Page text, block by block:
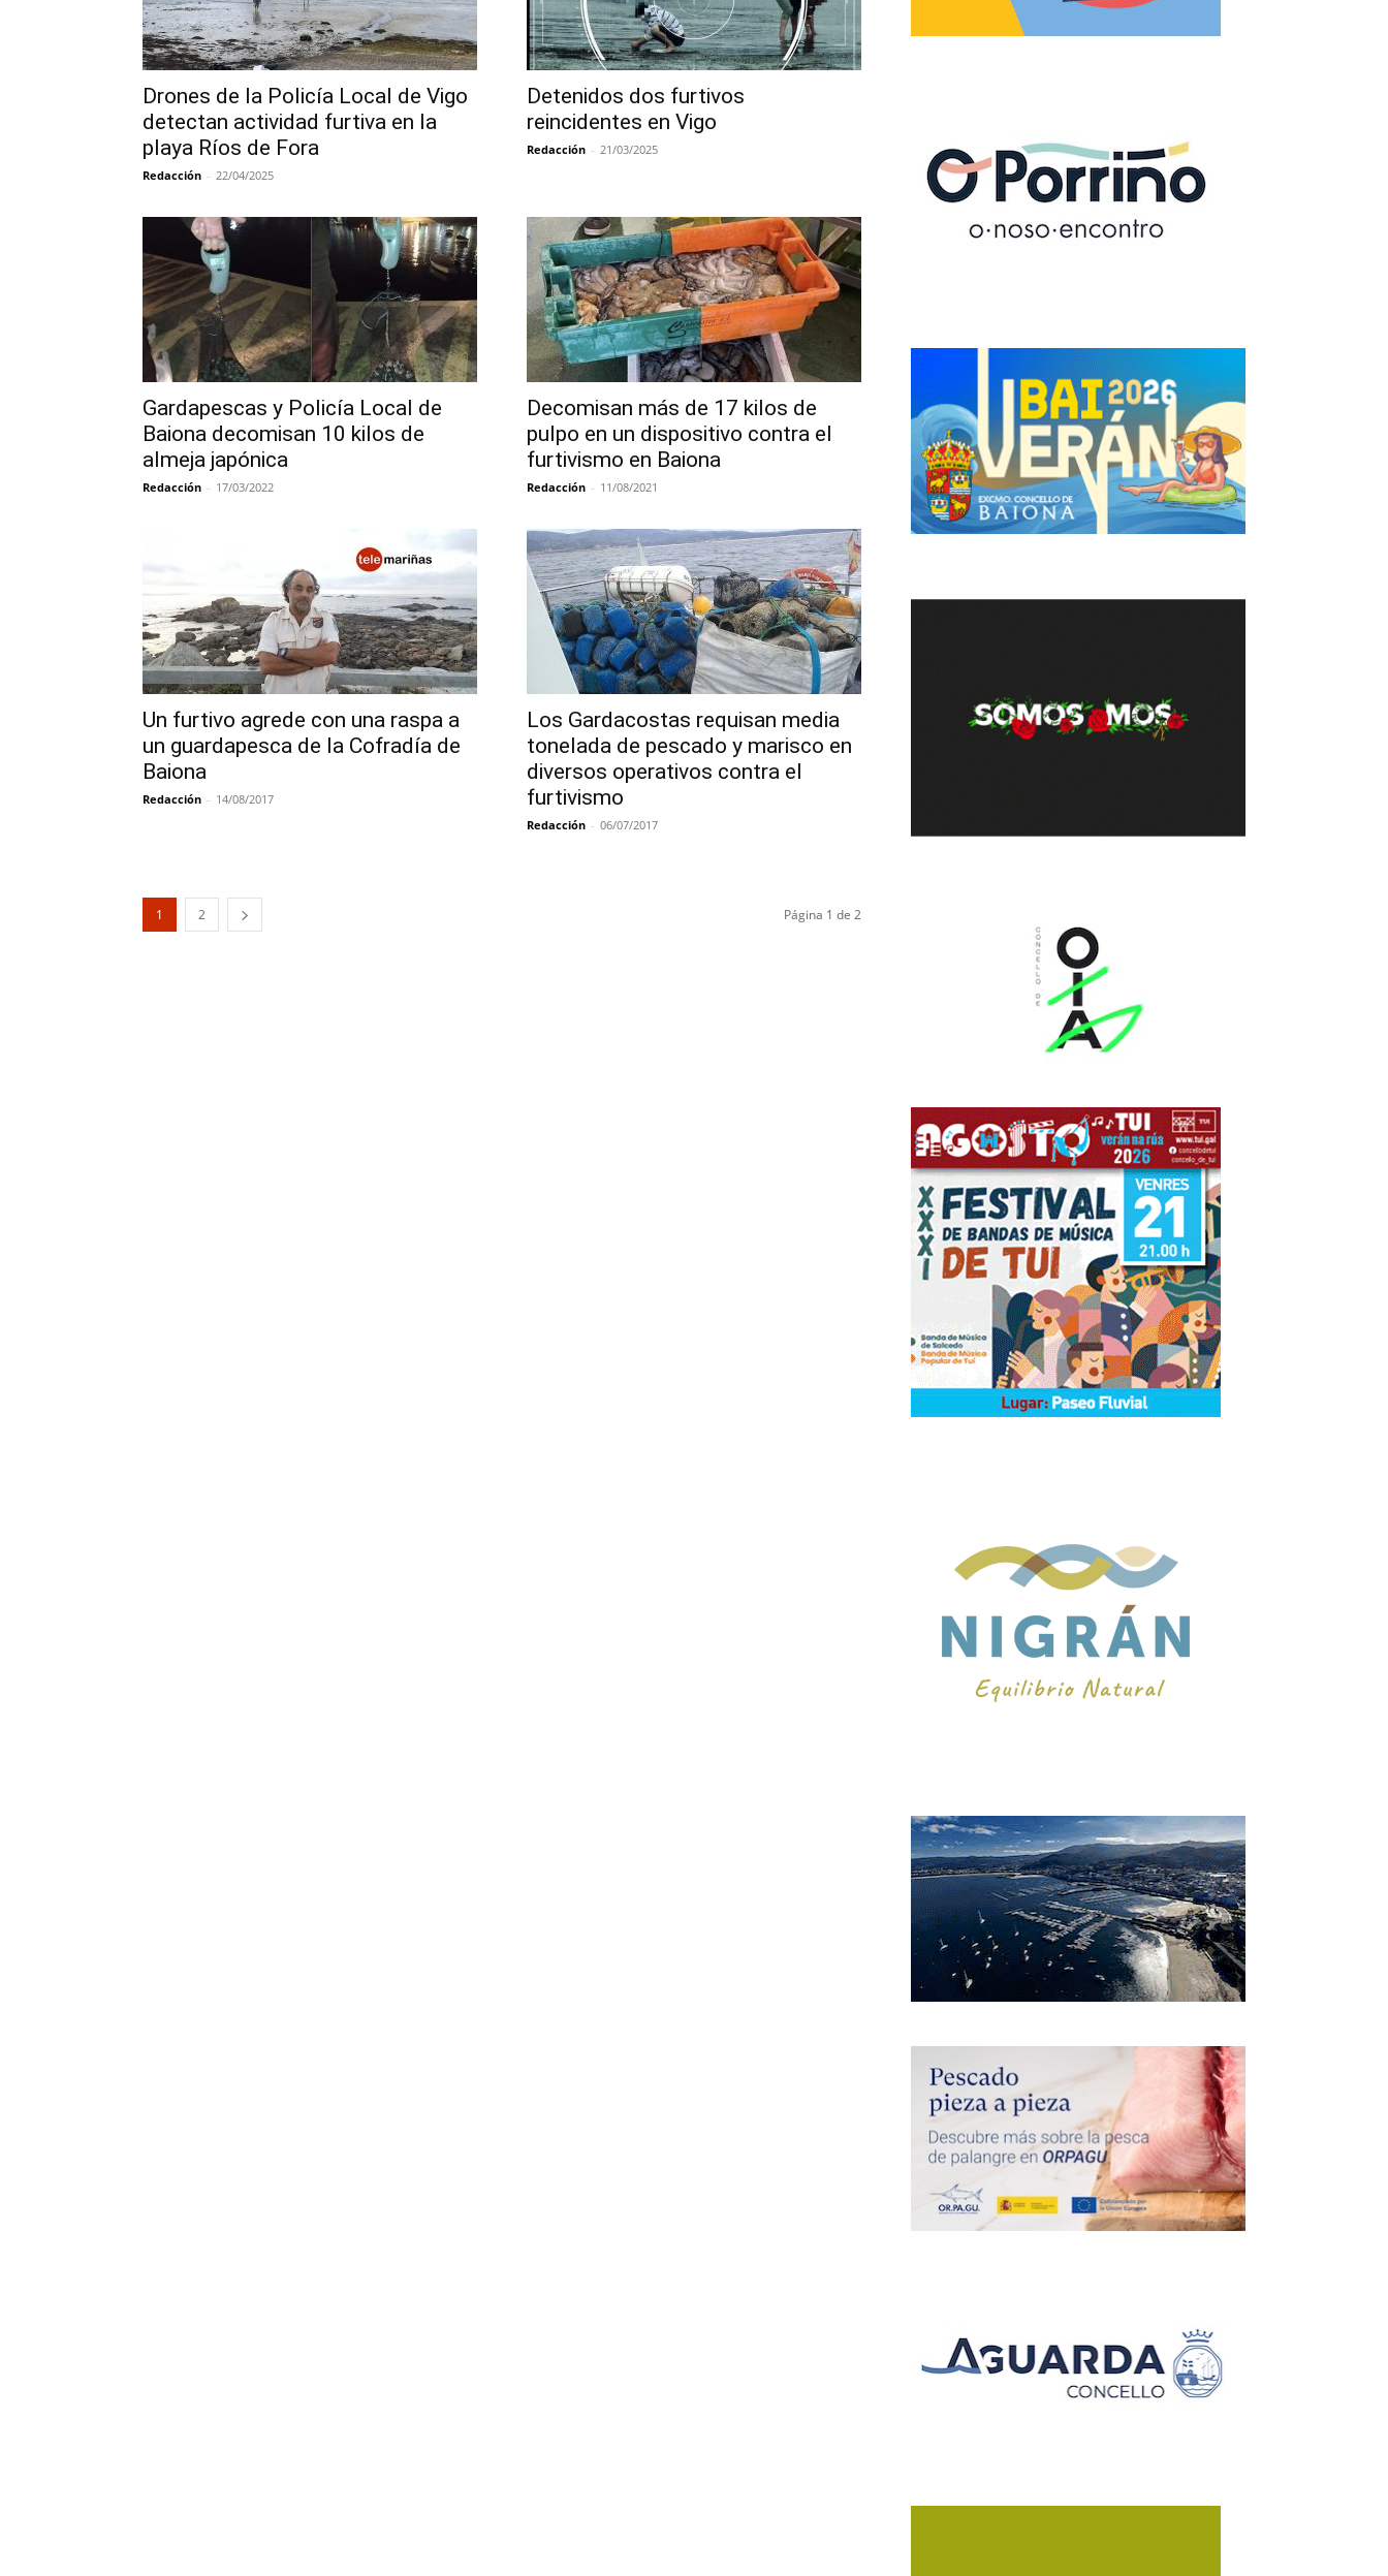
Drones de la Policía Local de Vigo
detectan actividad furtiva en la
playa Ríos de Fora
Redacción - 22/04/2025
Detenidos dos furtivos
reincidentes en Vigo
Redacción - 21/03/2025
Gardapescas y Policía Local de
Baiona decomisan 10 kilos de
almeja japónica
Redacción - 17/03/2022
Decomisan más de 17 kilos de
pulpo en un dispositivo contra el
furtivismo en Baiona
Redacción - 11/08/2021
Un furtivo agrede con una raspa a
un guardapesca de la Cofradía de
Baiona
Redacción - 14/08/2017
Los Gardacostas requisan media
tonelada de pescado y marisco en
diversos operativos contra el
furtivismo
Redacción - 06/07/2017
1 2 Página 1 de 2